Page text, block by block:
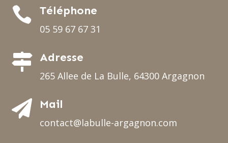
 Téléphone
05 59 67 67 31
 Adresse
265 Allee de La Bulle, 64300 Argagnon
 Mail
contact@labulle-argagnon.com